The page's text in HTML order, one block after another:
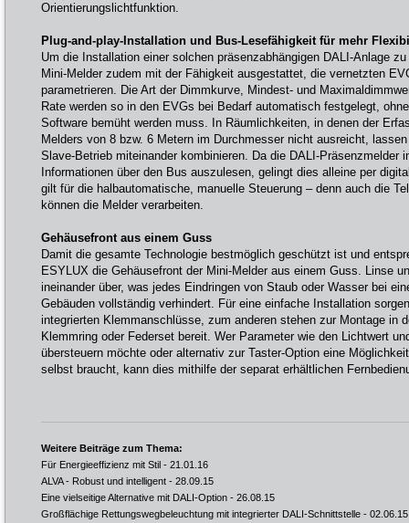
Orientierungslichtfunktion.
Plug-and-play-Installation und Bus-Lesefähigkeit für mehr
Um die Installation einer solchen präsenzabhängigen DALI-Anlage
Mini-Melder zudem mit der Fähigkeit ausgestattet, die vernetzten
parametrieren. Die Art der Dimmkurve, Mindest- und
Rate werden so in den EVGs bei Bedarf automatisch festgelegt,
Software bemüht werden muss. In Räumlichkeiten, in denen der
Melders von 8 bzw. 6 Metern im Durchmesser nicht ausreicht,
Slave-Betrieb miteinander kombinieren. Da die DALI-Präsenzmelder
Informationen über den Bus auszulesen, gelingt dies alleine per
gilt für die halbautomatische, manuelle Steuerung – denn auch die
können die Melder verarbeiten.
Gehäusefront aus einem Guss
Damit die gesamte Technologie bestmöglich geschützt ist und
ESYLUX die Gehäusefront der Mini-Melder aus einem Guss. Linse
ineinander über, was jedes Eindringen von Staub oder Wasser bei
Gebäuden vollständig verhindert. Für eine einfache Installation
integrierten Klemmanschlüsse, zum anderen stehen zur Montage in
Klemmring oder Federset bereit. Wer Parameter wie den Lichtwert
übersteuern möchte oder alternativ zur Taster-Option eine
selbst braucht, kann dies mithilfe der separat erhältlichen
Weitere Beiträge zum Thema:
Für Energieeffizienz mit Stil - 21.01.16
ALVA - Robust und intelligent - 28.09.15
Eine vielseitige Alternative mit DALI-Option - 26.08.15
Großflächige Rettungswegbeleuchtung mit integrierter DALI-Schnittstelle - 02.06.15